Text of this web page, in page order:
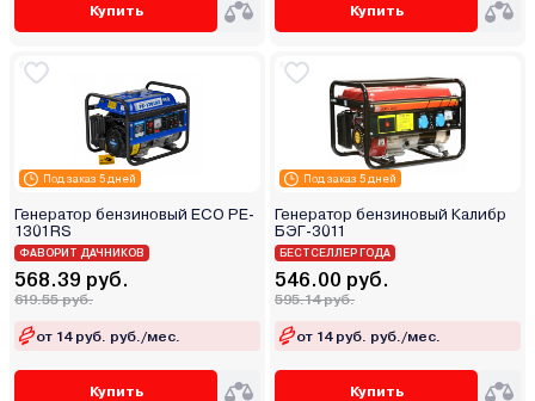
Купить Купить
Под заказ 5 дней
Генератор бензиновый ECO PE-
1301RS
ФАВОРИТ ДАЧНИКОВ
568.39 руб.
619.55 руб.
от 14 руб. руб./мес.
Купить
Под заказ 5 дней
Генератор бензиновый Калибр
БЭГ-3011
БЕСТСЕЛЛЕР ГОДА
546.00 руб.
595.14 руб.
от 14 руб. руб./мес.
Купить